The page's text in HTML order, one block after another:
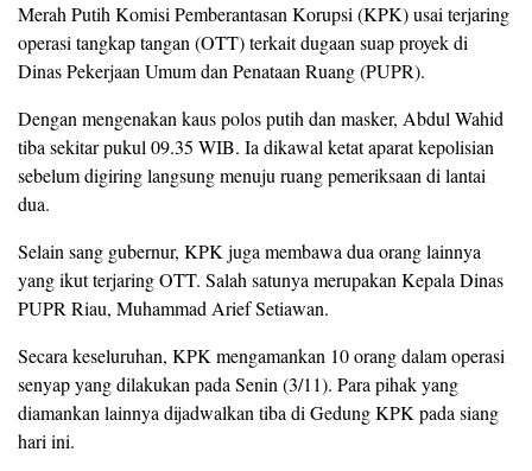
Merah Putih Komisi Pemberantasan Korupsi (KPK) usai terjaring
operasi tangkap tangan (OTT) terkait dugaan suap proyek di
Dinas Pekerjaan Umum dan Penataan Ruang (PUPR).
Dengan mengenakan kaus polos putih dan masker, Abdul Wahid
tiba sekitar pukul 09.35 WIB. Ia dikawal ketat aparat kepolisian
sebelum digiring langsung menuju ruang pemeriksaan di lantai
dua.
Selain sang gubernur, KPK juga membawa dua orang lainnya
yang ikut terjaring OTT. Salah satunya merupakan Kepala Dinas
PUPR Riau, Muhammad Arief Setiawan.
Secara keseluruhan, KPK mengamankan 10 orang dalam operasi
senyap yang dilakukan pada Senin (3/11). Para pihak yang
diamankan lainnya dijadwalkan tiba di Gedung KPK pada siang
hari ini.